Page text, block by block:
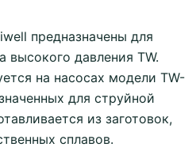
предназначены для
высокого давления TW.
на насосах модели TW-
для струйной
из заготовок,
сплавов.